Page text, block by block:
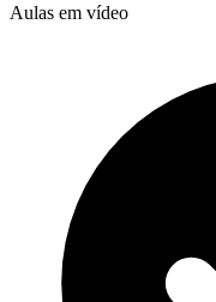
Aulas em vídeo